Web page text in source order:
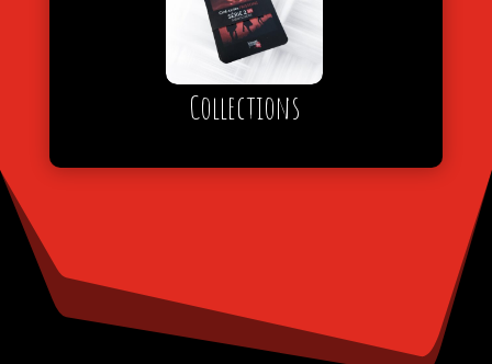
Collections